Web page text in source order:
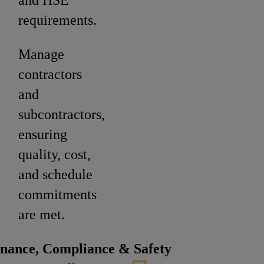
requirements.
Manage
contractors
and
subcontractors,
ensuring
quality, cost,
and schedule
commitments
are met.
Compliance & Safety